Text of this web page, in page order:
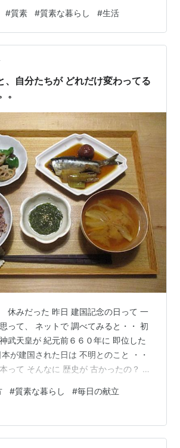
の為にと自炊を始めたが、最初はなか
や野菜の切り方さえおぼつかない 調味
ないし、どれくらい炒めれば分からな
スタートだった けれど、継続する事で
、最終的におかずの作り置きをするま
て何よ…
#質素 #質素な暮らし #生活
、自分たちが どれだけ変わってる
。
休みだった 昨日 建国記念の日って 一
って、 ネットで 調べてみると・・ 初
武天皇が 紀元前６６０年に 即位した
が建国された日は 不明とのこと ・・
って そんなに 歴史が 古かったの？ と
。。 実際に 日本が建国された日は、
て わからないので・・ 国ができた日
ではなく 国ができたことを お祝いする
記念の日 ” と 間に “ の ” を 入れること
#質素な暮らし #毎日の献立